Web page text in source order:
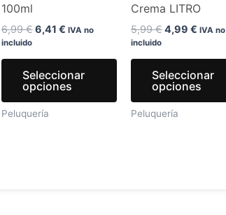
100ml
6,99€6,41 € IVA no
incluido
Seleccionar
opciones
pueden
elegir
la
de
producto
Peluquería
Crema LITRO
5,99€4,99 € IVA no
incluido
Seleccionar
opciones
Peluquería